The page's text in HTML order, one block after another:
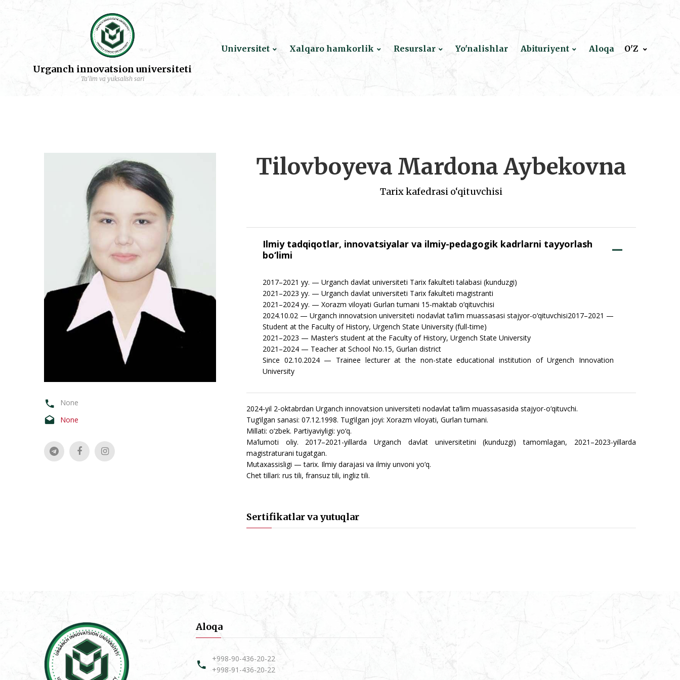
Urganch innovatsion universiteti
Ta'lim va yuksalish sari
Universitet Xalqaro hamkorlik Resurslar Yo'nalishlar Abituriyent Aloqa O'Z
None
None
Tilovboyeva Mardona Aybekovna
Tarix kafedrasi o‘qituvchisi
Ilmiy tadqiqotlar, innovatsiyalar va ilmiy-pedagogik kadrlarni tayyorlash
bo‘limi
2017–2021 yy. — Urganch davlat universiteti Tarix fakulteti talabasi (kunduzgi)
2021–2023 yy. — Urganch davlat universiteti Tarix fakulteti magistranti
2021–2024 yy. — Xorazm viloyati Gurlan tumani 15-maktab o‘qituvchisi
2024.10.02 — Urganch innovatsion universiteti nodavlat ta’lim muassasasi stajyor-o‘qituvchisi2017–2021 —
Student at the Faculty of History, Urgench State University (full-time)
2021–2023 — Master’s student at the Faculty of History, Urgench State University
2021–2024 — Teacher at School No.15, Gurlan district
Since 02.10.2024 — Trainee lecturer at the non-state educational institution of Urgench Innovation
University
2024-yil 2-oktabrdan Urganch innovatsion universiteti nodavlat ta’lim muassasasida stajyor-o‘qituvchi.
Tug‘ilgan sanasi: 07.12.1998. Tug‘ilgan joyi: Xorazm viloyati, Gurlan tumani.
Millati: o‘zbek. Partiyaviyligi: yo‘q.
Ma’lumoti oliy. 2017–2021-yillarda Urganch davlat universitetini (kunduzgi) tamomlagan, 2021–2023-yillarda
magistraturani tugatgan.
Mutaxassisligi — tarix. Ilmiy darajasi va ilmiy unvoni yo‘q.
Chet tillari: rus tili, fransuz tili, ingliz tili.
Sertifikatlar va yutuqlar
Aloqa
+998-90-436-20-22
+998-91-436-20-22